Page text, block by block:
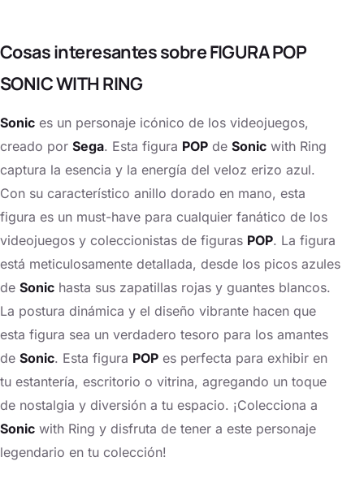
Cosas interesantes sobre FIGURA POP
SONIC WITH RING
Sonic es un personaje icónico de los videojuegos,
creado por Sega. Esta figura POP de Sonic with Ring
captura la esencia y la energía del veloz erizo azul.
Con su característico anillo dorado en mano, esta
figura es un must-have para cualquier fanático de los
videojuegos y coleccionistas de figuras POP. La figura
está meticulosamente detallada, desde los picos azules
de Sonic hasta sus zapatillas rojas y guantes blancos.
La postura dinámica y el diseño vibrante hacen que
esta figura sea un verdadero tesoro para los amantes
de Sonic. Esta figura POP es perfecta para exhibir en
tu estantería, escritorio o vitrina, agregando un toque
de nostalgia y diversión a tu espacio. ¡Colecciona a
Sonic with Ring y disfruta de tener a este personaje
legendario en tu colección!